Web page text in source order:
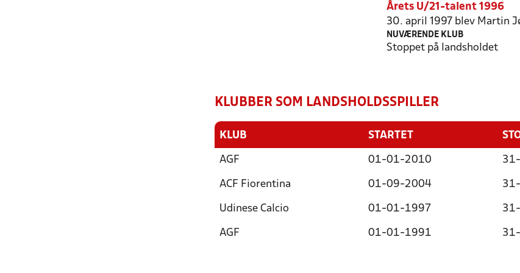
Årets U/21-talent 1996
30. april 1997 blev Martin
NUVÆRENDE KLUB
Stoppet på landsholdet
KLUBBER SOM LANDSHOLDSSPILLER
KLUB STARTET
AGF 01-01-2010
ACF Fiorentina 01-09-2004
Udinese Calcio 01-01-1997
AGF 01-01-1991